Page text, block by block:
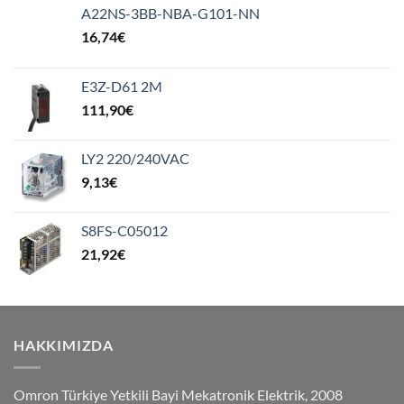
A22NS-3BB-NBA-G101-NN
16,74€
E3Z-D61 2M
111,90€
LY2 220/240VAC
9,13€
S8FS-C05012
21,92€
HAKKIMIZDA
Omron Türkiye Yetkili Bayi Mekatronik Elektrik, 2008